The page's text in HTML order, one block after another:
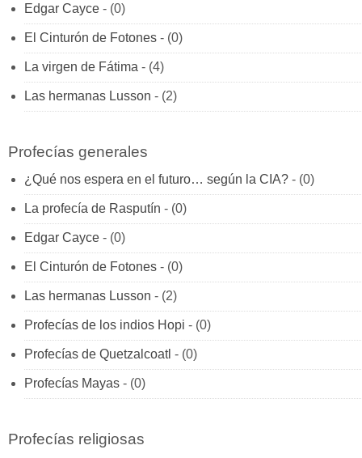
Edgar Cayce - (0)
El Cinturón de Fotones - (0)
La virgen de Fátima - (4)
Las hermanas Lusson - (2)
Profecías generales
¿Qué nos espera en el futuro… según la CIA? - (0)
La profecía de Rasputín - (0)
Edgar Cayce - (0)
El Cinturón de Fotones - (0)
Las hermanas Lusson - (2)
Profecías de los indios Hopi - (0)
Profecías de Quetzalcoatl - (0)
Profecías Mayas - (0)
Profecías religiosas